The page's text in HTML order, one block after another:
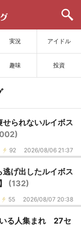
実況 アイドル
趣味 投資
せられないルイボス
92 2026/08/06 21:37
逃げ出したルイボス
(132)
55 2026/08/07 20:38
る人集まれ 27セ